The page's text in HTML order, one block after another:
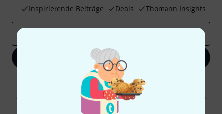
Inspirierende Beiträge
Deals Thomann Insights
Jetzt anmelden
Mit Klick auf „Jetzt anmelden“ stimmen Sie dem Erhalt von E-Mail-
Werbung und einer Messung des E-Mail-Nutzungsverhaltens zu. Die
Abmeldung ist jederzeit möglich. Weitere Informationen finden Sie in
Datenschutzhinweisen